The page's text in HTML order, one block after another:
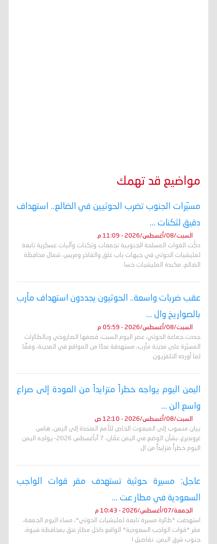
مواضيع قد تهمك
مسيّرات الجنوب تضرب الحوثيين في الضالع.. استهداف
دقيق لثكنات ...
السبت/08/أغسطس/2026 - 11:09 م
دكّت القوات المسلحة الجنوبية تجمعات وثكنات وآليات عسكرية تابعة
لمليشيات الحوثي في جبهات باب غلق والفاخر ومريس، شمال محافظة
الضالع، مكبدة المليشيات خسا
عقب ضربات واسعة.. الحوثيون يجددون استهداف مأرب
بالصواريخ وال ...
السبت/08/أغسطس/2026 - 05:59 م
جددت جماعة الحوثي، عصر اليوم السبت، قصفها الصاروخي وبالطائرات
المسيّرة على مدينة مأرب، مستهدفة عددًا من المواقع في المدينة، وفقًا
لما أورده التلفزيون
اليمن اليوم يواجه خطراً متزايداً من العودة إلى صراع
واسع الن ...
السبت/08/أغسطس/2026 - 12:10 ص
بيان منسوب إلى المبعوث الخاص للأمم المتحدة إلى اليمن، هانس
غروندبرغ، بشأن الوضع في اليمن عمّان، 7 آبأغسطس 2026- يواجه اليمن
اليوم خطراً متزايداً من ال
عاجل: مسيرة حوثية تستهدف مقر قوات الواجب
السعودية في مطار عت ...
الجمعة/07/أغسطس/2026 - 10:43 م
استهدفت *طائرة مسيرة تابعة لمليشيات الحوثي*، مساء اليوم الجمعة،
مقر *قوات الواجب السعودية* الواقع داخل مطار عتق بمحافظة شبوة،
جنوب شرق اليمن. تفاصيل ا